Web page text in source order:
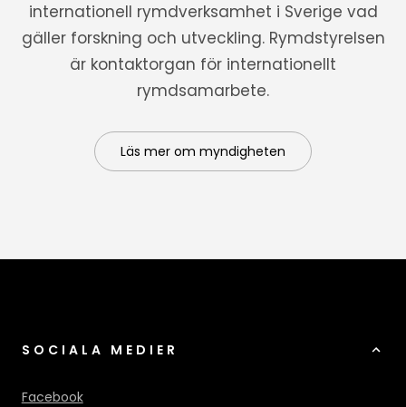
internationell rymdverksamhet i Sverige vad
gäller forskning och utveckling. Rymdstyrelsen
är kontaktorgan för internationellt
rymdsamarbete.
Läs mer om myndigheten
SOCIALA MEDIER
Facebook